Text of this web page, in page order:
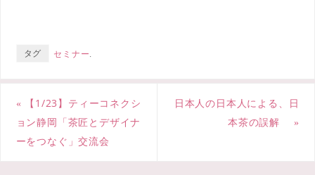
k
タグ セミナー.
« 【1/23】ティーコネクシ
ョン静岡「茶匠とデザイナ
ーをつなぐ」交流会
日本人の日本人による、日
本茶の誤解 »